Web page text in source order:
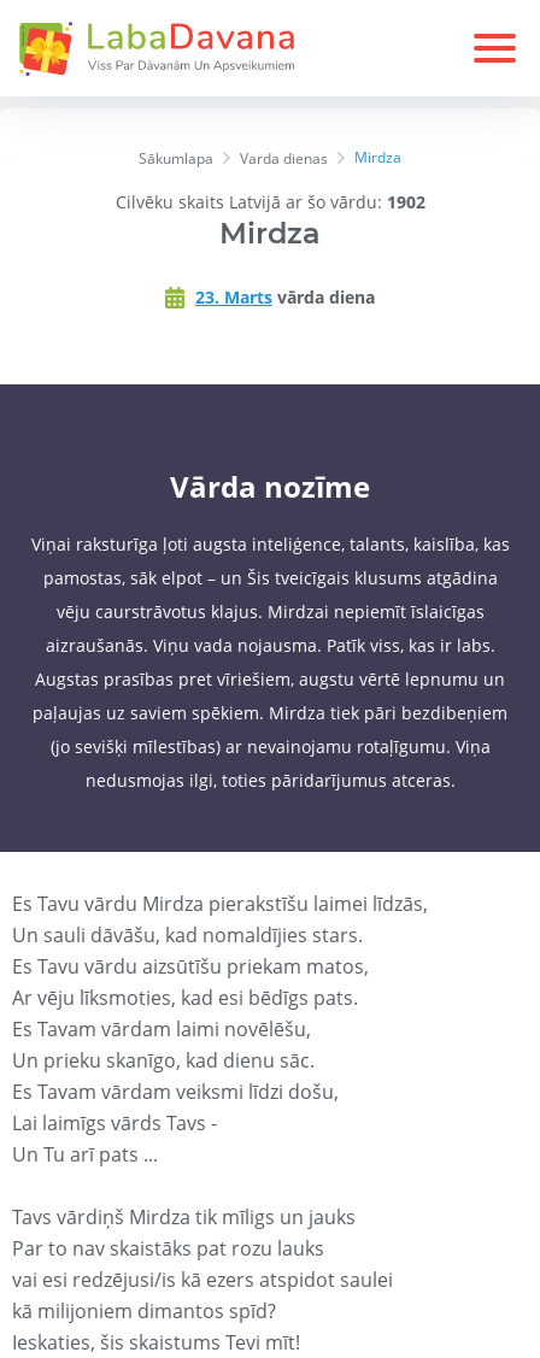
Sākumlapa Varda dienas Mirdza
Cilvēku skaits Latvijā ar šo vārdu: 1902
Mirdza
23. Marts vārda diena
Vārda nozīme
Viņai raksturīga ļoti augsta inteliģence, talants, kaislība, kas
pamostas, sāk elpot – un Šis tveicīgais klusums atgādina
vēju caurstrāvotus klajus. Mirdzai nepiemīt īslaicīgas
aizraušanās. Viņu vada nojausma. Patīk viss, kas ir labs.
Augstas prasības pret vīriešiem, augstu vērtē lepnumu un
paļaujas uz saviem spēkiem. Mirdza tiek pāri bezdibeņiem
(jo sevišķi mīlestības) ar nevainojamu rotaļīgumu. Viņa
nedusmojas ilgi, toties pāridarījumus atceras.
Es Tavu vārdu Mirdza pierakstīšu laimei līdzās,
Un sauli dāvāšu, kad nomaldījies stars.
Es Tavu vārdu aizsūtīšu priekam matos,
Ar vēju līksmoties, kad esi bēdīgs pats.
Es Tavam vārdam laimi novēlēšu,
Un prieku skanīgo, kad dienu sāc.
Es Tavam vārdam veiksmi līdzi došu,
Lai laimīgs vārds Tavs -
Un Tu arī pats ...
Tavs vārdiņš Mirdza tik mīligs un jauks
Par to nav skaistāks pat rozu lauks
vai esi redzējusi/is kā ezers atspidot saulei
kā milijoniem dimantos spīd?
Ieskaties, šis skaistums Tevi mīt!